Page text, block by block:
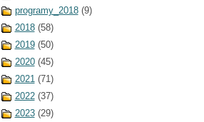
programy_2018 (9)
2018 (58)
2019 (50)
2020 (45)
2021 (71)
2022 (37)
2023 (29)